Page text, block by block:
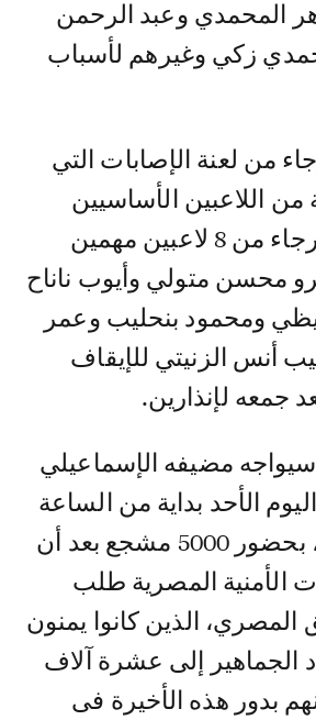
المحمدي وعبد الرحمن
زكي وغيرهم لأسباب
من لعنة الإصابات التي
اللاعبين الأساسيين
حيث سيحرم الرجاء من 8 لاعبين مهمين
محسن متولي وأيوب ناناح
ومحمود بنحليب وعمر
أنس الزنيتي للإيقاف
جمعه لإنذارين.
سيواجه مضيفه الإسماعيلي
الأحد بداية من الساعة
الخامسة مساء، بحضور 5000 مشجع بعد أن
المصرية طلب
الذين كانوا يمنون
الجماهير إلى عشرة آلاف
بدور هذه الأخيرة فى